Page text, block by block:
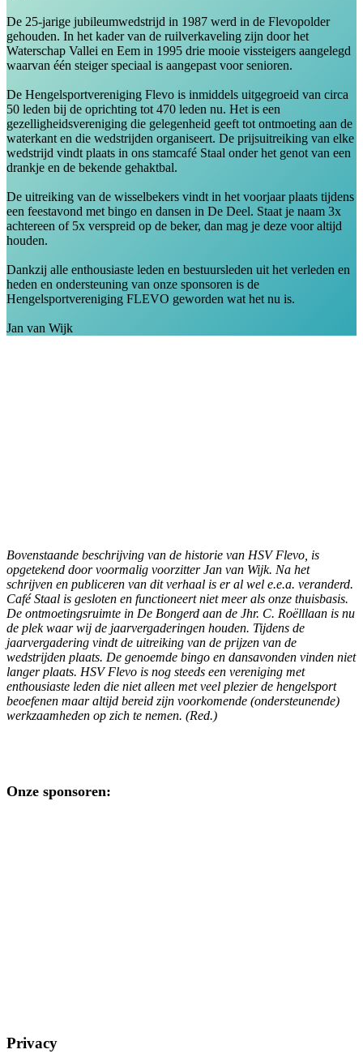
De 25-jarige jubileumwedstrijd in 1987 werd in de Flevopolder
gehouden. In het kader van de ruilverkaveling zijn door het
Waterschap Vallei en Eem in 1995 drie mooie vissteigers aangelegd
waarvan één steiger speciaal is aangepast voor senioren.
De Hengelsportvereniging Flevo is inmiddels uitgegroeid van circa
50 leden bij de oprichting tot 470 leden nu. Het is een
gezelligheidsvereniging die gelegenheid geeft tot ontmoeting aan de
waterkant en die wedstrijden organiseert. De prijsuitreiking van elke
wedstrijd vindt plaats in ons stamcafé Staal onder het genot van een
drankje en de bekende gehaktbal.
De uitreiking van de wisselbekers vindt in het voorjaar plaats tijdens
een feestavond met bingo en dansen in De Deel. Staat je naam 3x
achtereen of 5x verspreid op de beker, dan mag je deze voor altijd
houden.
Dankzij alle enthousiaste leden en bestuursleden uit het verleden en
heden en ondersteuning van onze sponsoren is de
Hengelsportvereniging FLEVO geworden wat het nu is.
Jan van Wijk
Bovenstaande beschrijving van de historie van HSV Flevo, is
opgetekend door voormalig voorzitter Jan van Wijk. Na het
schrijven en publiceren van dit verhaal is er al wel e.e.a. veranderd.
Café Staal is gesloten en functioneert niet meer als onze thuisbasis.
De ontmoetingsruimte in De Bongerd aan de Jhr. C. Roëlllaan is nu
de plek waar wij de jaarvergaderingen houden. Tijdens de
jaarvergadering vindt de uitreiking van de prijzen van de
wedstrijden plaats. De genoemde bingo en dansavonden vinden niet
langer plaats. HSV Flevo is nog steeds een vereniging met
enthousiaste leden die niet alleen met veel plezier de hengelsport
beoefenen maar altijd bereid zijn voorkomende (ondersteunende)
werkzaamheden op zich te nemen. (Red.)
Onze sponsoren:
Privacy